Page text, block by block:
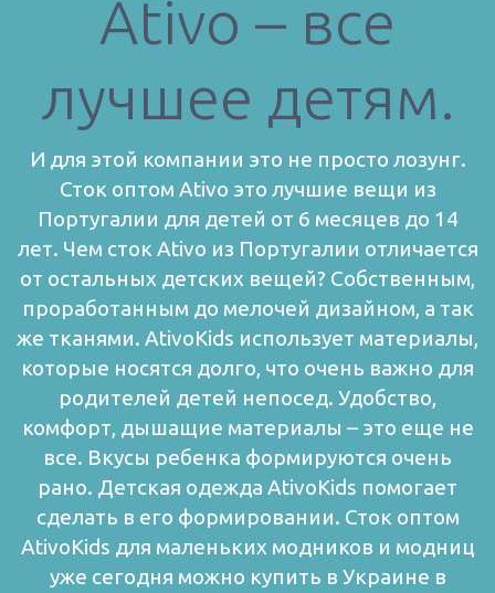
Ativo – все
лучшее детям.
И для этой компании это не просто лозунг.
Сток оптом Ativo это лучшие вещи из
Португалии для детей от 6 месяцев до 14
лет. Чем сток Ativo из Португалии отличается
от остальных детских вещей? Собственным,
проработанным до мелочей дизайном, а так
же тканями. AtivoKids использует материалы,
которые носятся долго, что очень важно для
родителей детей непосед. Удобство,
комфорт, дышащие материалы – это еще не
все. Вкусы ребенка формируются очень
рано. Детская одежда AtivoKids помогает
сделать в его формировании. Сток оптом
AtivoKids для маленьких модников и модниц
уже сегодня можно купить в Украине в